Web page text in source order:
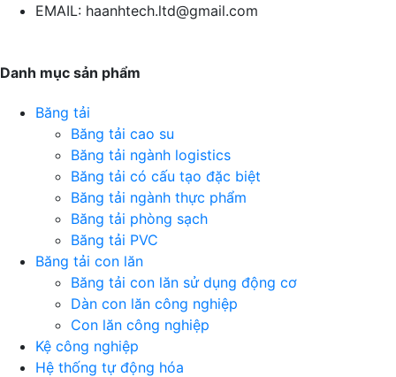
EMAIL: haanhtech.ltd@gmail.com
Danh mục sản phẩm
Băng tải
Băng tải cao su
Băng tải ngành logistics
Băng tải có cấu tạo đặc biệt
Băng tải ngành thực phẩm
Băng tải phòng sạch
Băng tải PVC
Băng tải con lăn
Băng tải con lăn sử dụng động cơ
Dàn con lăn công nghiệp
Con lăn công nghiệp
Kệ công nghiệp
Hệ thống tự động hóa